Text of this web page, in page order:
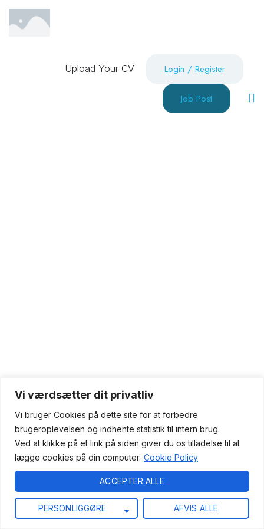
Vi værdsætter dit privatliv
Vi bruger Cookies på dette site for at forbedre
brugeroplevelsen og indhente statistik til intern brug.
Ved at klikke på et link på siden giver du os tilladelse til at
lægge cookies på din computer. Cookie Policy
PERSONLIGGØRE AFVIS ALLE
ACCEPTER ALLE
Upload Your CV Login / Register
Job Post